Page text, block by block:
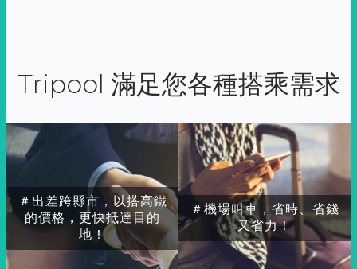
Tripool 滿足您各種搭乘需求
＃出差跨縣市，以搭高鐵
的價格，更快抵達目的
地！
＃機場叫車，省時、省錢
又省力！